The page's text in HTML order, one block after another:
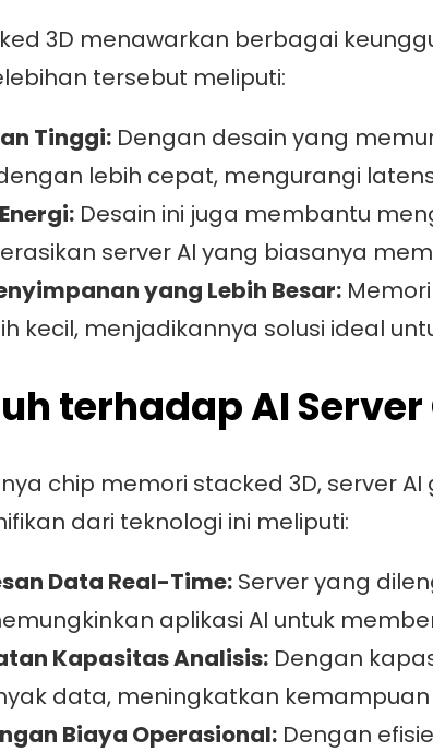
3D menawarkan berbagai
tersebut meliputi:
Tinggi: Dengan desain yang
lebih cepat, mengurangi
Desain ini juga membantu
server AI yang biasanya
yang Lebih Besar:
kecil, menjadikannya solusi ideal
terhadap AI
chip memori stacked 3D, server
dari teknologi ini meliputi:
Data Real-Time: Server yang
aplikasi AI untuk
Kapasitas Analisis: Dengan
data, meningkatkan
Biaya Operasional: Dengan